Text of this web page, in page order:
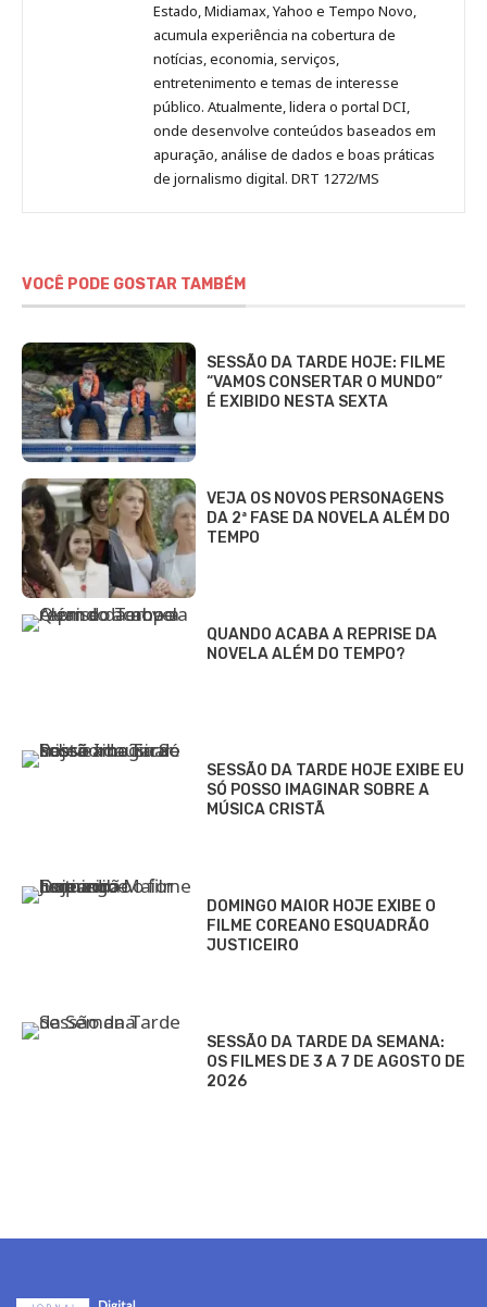
Estado, Midiamax, Yahoo e Tempo Novo,
acumula experiência na cobertura de
notícias, economia, serviços,
entretenimento e temas de interesse
público. Atualmente, lidera o portal DCI,
onde desenvolve conteúdos baseados em
apuração, análise de dados e boas práticas
de jornalismo digital. DRT 1272/MS
VOCÊ PODE GOSTAR TAMBÉM
SESSÃO DA TARDE HOJE: FILME
“VAMOS CONSERTAR O MUNDO”
É EXIBIDO NESTA SEXTA
VEJA OS NOVOS PERSONAGENS
DA 2ª FASE DA NOVELA ALÉM DO
TEMPO
QUANDO ACABA A REPRISE DA
NOVELA ALÉM DO TEMPO?
SESSÃO DA TARDE HOJE EXIBE EU
SÓ POSSO IMAGINAR SOBRE A
MÚSICA CRISTÃ
DOMINGO MAIOR HOJE EXIBE O
FILME COREANO ESQUADRÃO
JUSTICEIRO
SESSÃO DA TARDE DA SEMANA:
OS FILMES DE 3 A 7 DE AGOSTO DE
2026